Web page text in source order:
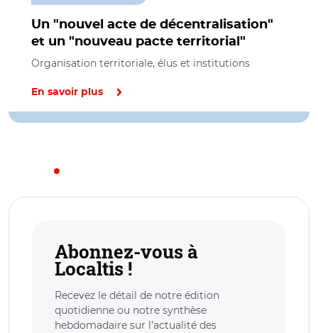
Un "nouvel acte de décentralisation"
et un "nouveau pacte territorial"
Organisation territoriale, élus et institutions
En savoir plus
Abonnez-vous à
Localtis !
Recevez le détail de notre édition
quotidienne ou notre synthèse
hebdomadaire sur l’actualité des